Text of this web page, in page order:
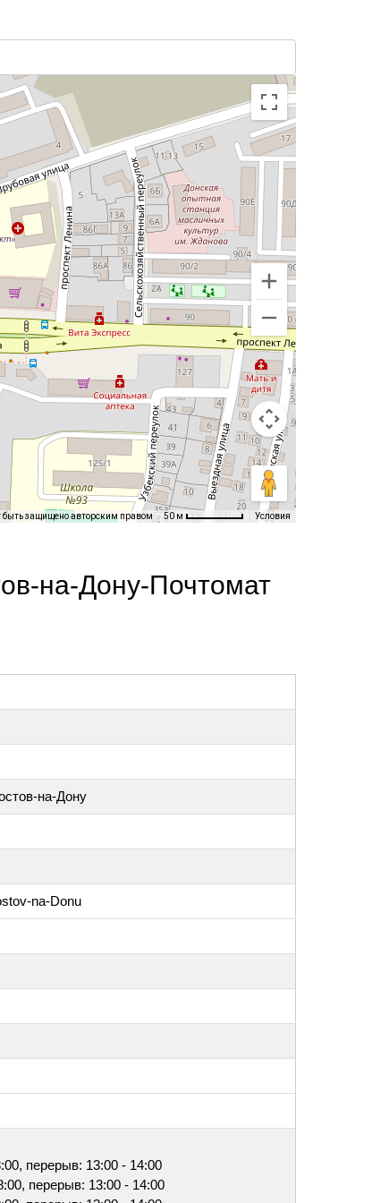
быть защищено авторским правом 50 м Условия
на-Дону-Почтомат
на-Дону
na-Donu
перерыв: 13:00 - 14:00
перерыв: 13:00 - 14:00